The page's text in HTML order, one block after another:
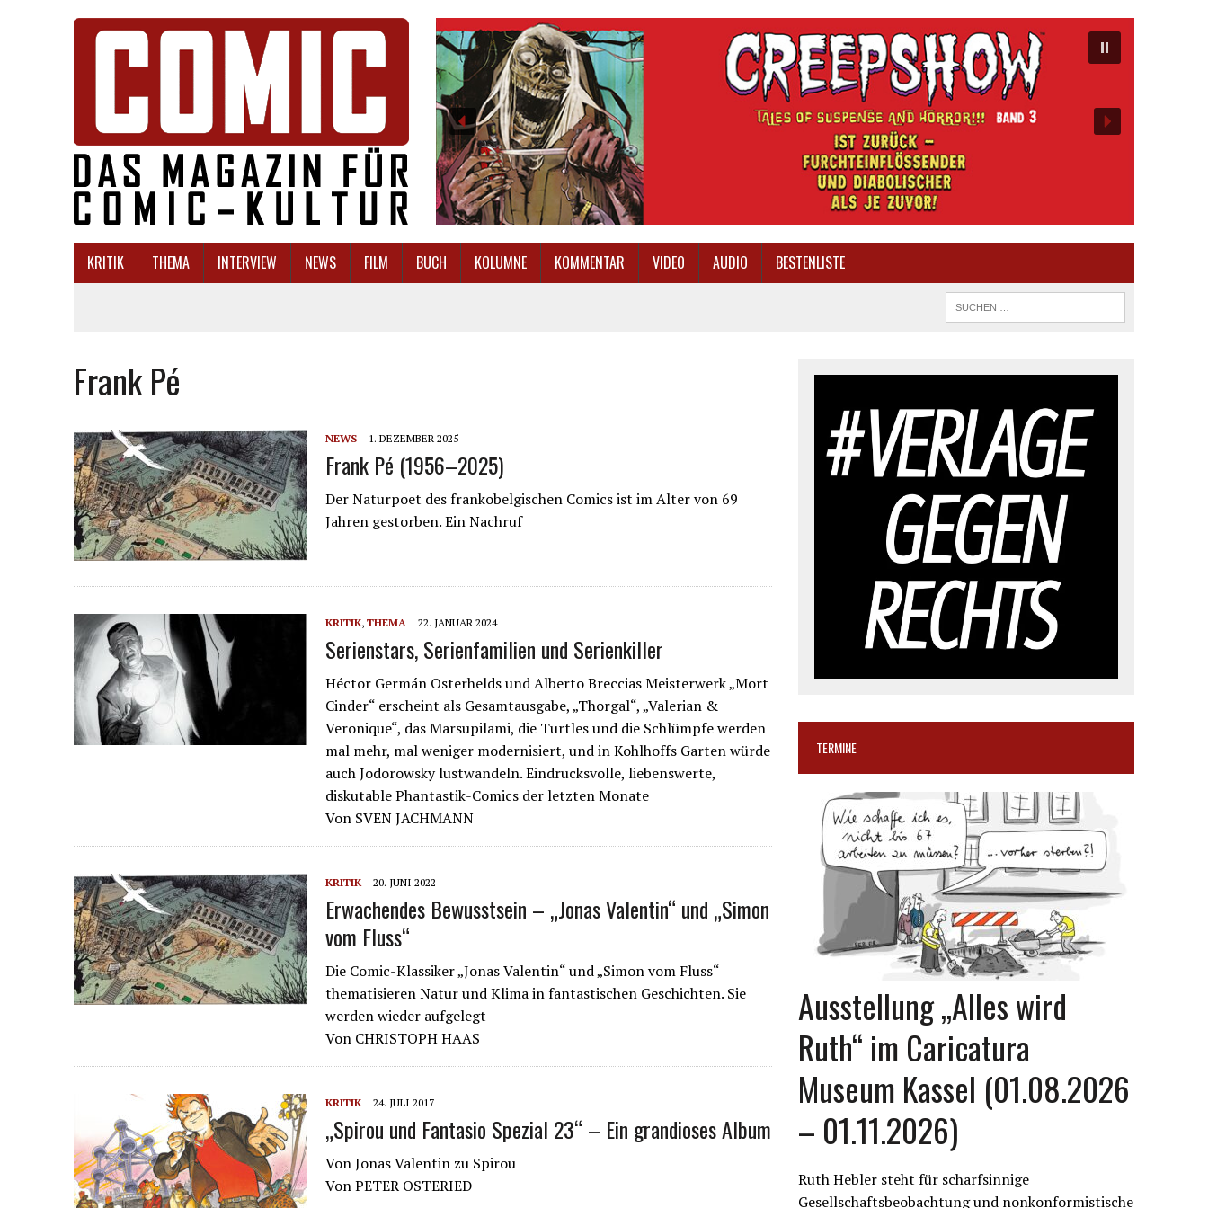
KRITIK THEMA INTERVIEW NEWS FILM BUCH KOLUMNE KOMMENTAR VIDEO AUDIO BESTENLISTE
Frank Pé
NEWS 1. DEZEMBER 2025
Frank Pé (1956–2025)
Der Naturpoet des frankobelgischen Comics ist im Alter von 69
Jahren gestorben. Ein Nachruf
KRITIK, THEMA 22. JANUAR 2024
Serienstars, Serienfamilien und Serienkiller
Héctor Germán Osterhelds und Alberto Breccias Meisterwerk „Mort
Cinder“ erscheint als Gesamtausgabe, „Thorgal“, „Valerian &
Veronique“, das Marsupilami, die Turtles und die Schlümpfe werden
mal mehr, mal weniger modernisiert, und in Kohlhoffs Garten würde
auch Jodorowsky lustwandeln. Eindrucksvolle, liebenswerte,
diskutable Phantastik-Comics der letzten Monate
Von SVEN JACHMANN
KRITIK 20. JUNI 2022
Erwachendes Bewusstsein – „Jonas Valentin“ und „Simon
vom Fluss“
Die Comic-Klassiker „Jonas Valentin“ und „Simon vom Fluss“
thematisieren Natur und Klima in fantastischen Geschichten. Sie
werden wieder aufgelegt
Von CHRISTOPH HAAS
KRITIK 24. JULI 2017
„Spirou und Fantasio Spezial 23“ – Ein grandioses Album
Von Jonas Valentin zu Spirou
Von PETER OSTERIED
TERMINE
Ausstellung „Alles wird
Ruth“ im Caricatura
Museum Kassel (01.08.2026
– 01.11.2026)
Ruth Hebler steht für scharfsinnige
Gesellschaftsbeobachtung und nonkonformistische